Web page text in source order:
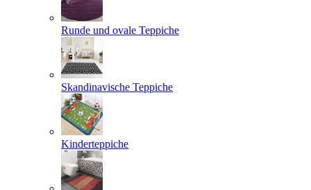
Runde und ovale Teppiche
Skandinavische Teppiche
Kinderteppiche